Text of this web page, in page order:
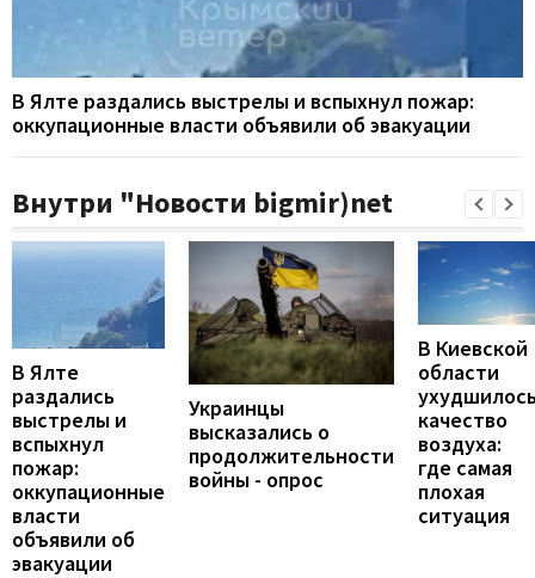
В Ялте раздались выстрелы и вспыхнул пожар:
оккупационные власти объявили об эвакуации
Внутри "Новости bigmir)net
В Ялте
раздались
выстрелы и
вспыхнул
пожар:
оккупационные
власти
объявили об
эвакуации
Украинцы
высказались о
продолжительности
войны - опрос
В Киевской
области
качество
воздуха:
где самая
плохая
ситуация